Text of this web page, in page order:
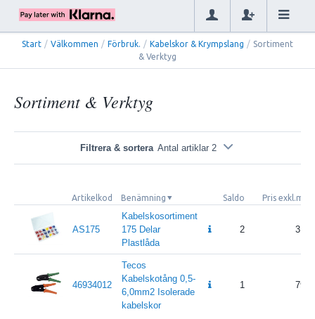
Start / Välkommen / Förbruk. / Kabelskor & Krympslang / Sortiment
& Verktyg
Sortiment & Verktyg
Filtrera & sortera Antal artiklar 2
Artikelkod Benämning Saldo Pris
AS175
Kabelskosortiment
175 Delar
Plastlåda
2 316
46934012
Tecos
Kabelskotång 0,5-
6,0mm2 Isolerade
kabelskor
1 796